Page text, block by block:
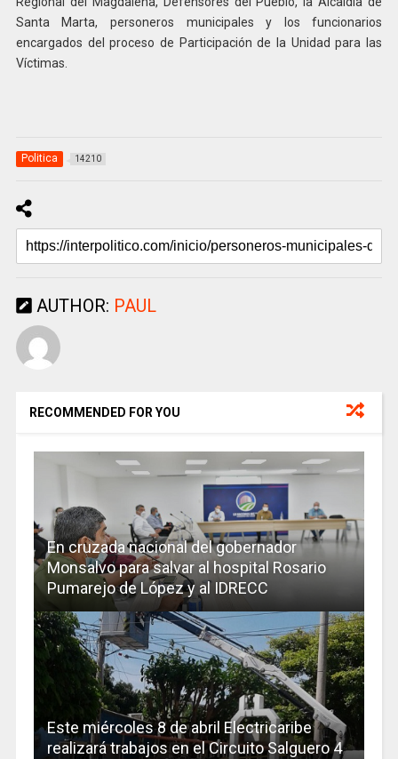
Santa Marta, personeros municipales y los funcionarios
encargados del proceso de Participación de la Unidad para las
Víctimas.
Politica 14210
AUTHOR: PAUL
RECOMMENDED FOR YOU
En cruzada nacional del gobernador
Monsalvo para salvar al hospital Rosario
Pumarejo de López y al IDRECC
Este miércoles 8 de abril Electricaribe
realizará trabajos en el Circuito Salguero 4